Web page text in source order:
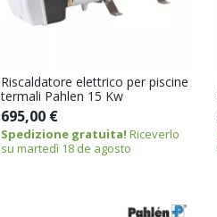
Riscaldatore elettrico per piscine
termali Pahlen 15 Kw
695,00 €
Spedizione gratuita! Riceverlo
su martedì 18 de agosto